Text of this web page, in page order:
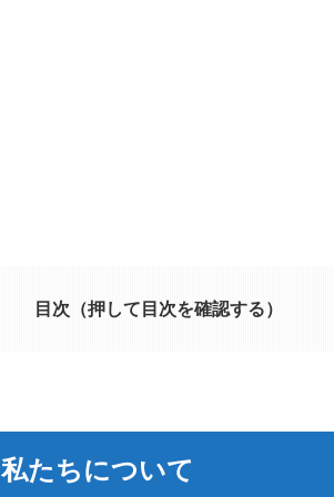
目次（押して目次を確認する）
コメント
私たちについて